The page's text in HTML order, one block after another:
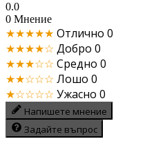
0.0
0 Мнение
★★★★★ Отлично 0
★★★★☆ Добро 0
★★★☆☆ Средно 0
★★☆☆☆ Лошо 0
★☆☆☆☆ Ужасно 0
Напишете мнение
Задайте въпрос